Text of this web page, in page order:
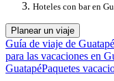
Hoteles con bar en
Planear un viaje
Guía de viaje de Guatapé
para las vacaciones en
GuatapéPaquetes